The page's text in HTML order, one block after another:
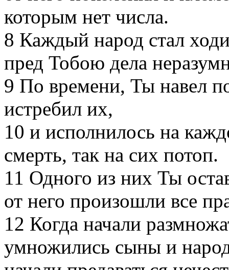
которым нет числа.
8 Каждый народ стал
пред Тобою дела
9 По времени, Ты навел
истребил их,
10 и исполнилось на
смерть, так на сих потоп.
11 Одного из них Ты
от него произошли все
12 Когда начали
умножились сыны и